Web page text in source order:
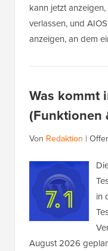
kann jetzt
verlassen, und
anzeigen, an dem
Was kommt
(Funktionen
Von Redaktion |
in
August 2026